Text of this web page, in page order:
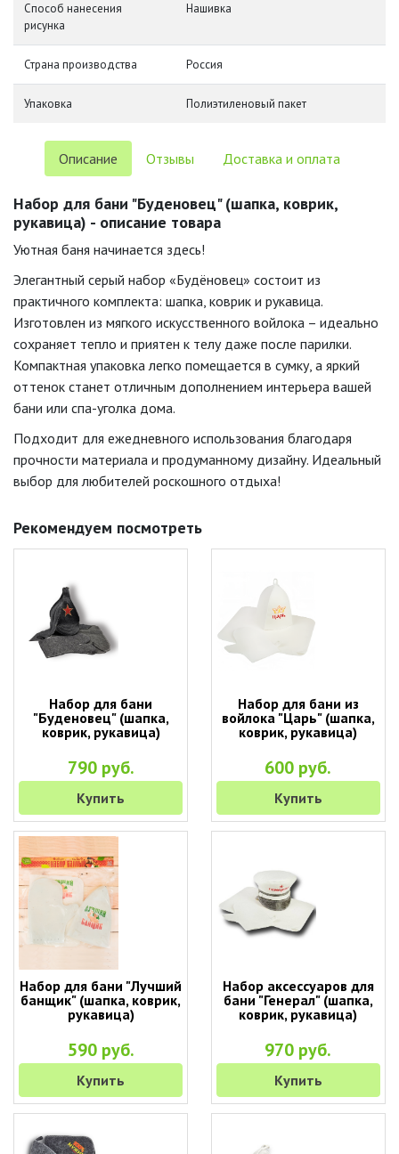
Способ нанесения
рисунка
Нашивка
Страна производства Россия
Упаковка Полиэтиленовый пакет
Описание Отзывы Доставка и оплата
Набор для бани "Буденовец" (шапка, коврик,
рукавица) - описание товара
Уютная баня начинается здесь!
Элегантный серый набор «Будёновец» состоит из
практичного комплекта: шапка, коврик и рукавица.
Изготовлен из мягкого искусственного войлока – идеально
сохраняет тепло и приятен к телу даже после парилки.
Компактная упаковка легко помещается в сумку, а яркий
оттенок станет отличным дополнением интерьера вашей
бани или спа-уголка дома.
Подходит для ежедневного использования благодаря
прочности материала и продуманному дизайну. Идеальный
выбор для любителей роскошного отдыха!
Рекомендуем посмотреть
Набор для бани
"Буденовец" (шапка,
коврик, рукавица)
790 руб.
Купить
Набор для бани из
войлока "Царь" (шапка,
коврик, рукавица)
600 руб.
Купить
Набор для бани "Лучший
банщик" (шапка, коврик,
рукавица)
590 руб.
Купить
Набор аксессуаров для
бани "Генерал" (шапка,
коврик, рукавица)
970 руб.
Купить